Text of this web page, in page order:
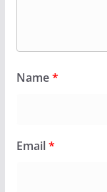
Name*
Email*